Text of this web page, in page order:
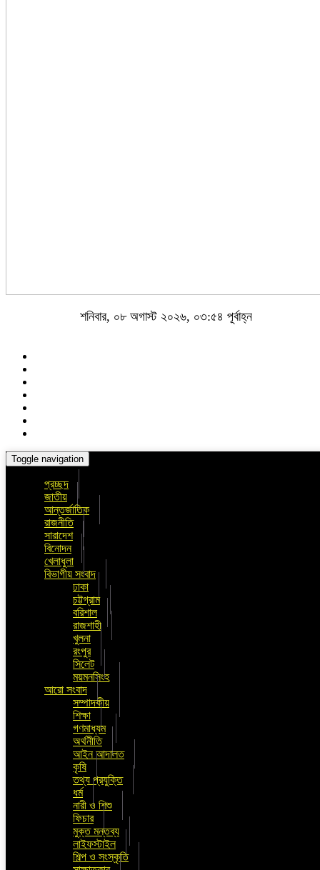
শনিবার, ০৮ অগাস্ট ২০২৬, ০৩:৫৪ পূর্বাহ্ন
Toggle navigation
প্রচ্ছদ
জাতীয়
আন্তর্জাতিক
রাজনীতি
সারাদেশ
বিনোদন
খেলাধুলা
বিভাগীয় সংবাদ
ঢাকা
চট্টগ্রাম
বরিশাল
রাজশাহী
খুলনা
রংপুর
সিলেট
ময়মনসিংহ
আরো সংবাদ
সম্পাদকীয়
শিক্ষা
গণমাধ্যম
অর্থনীতি
আইন আদালত
কৃষি
তথ্য প্রযুক্তি
ধর্ম
নারী ও শিশু
ফিচার
মুক্ত মন্তব্য
লাইফস্টাইল
শিল্প ও সংস্কৃতি